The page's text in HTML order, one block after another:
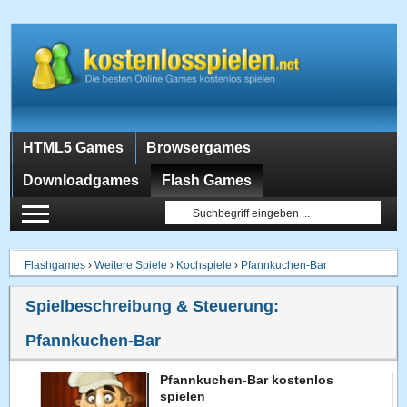
HTML5 Games Browsergames
Downloadgames Flash Games
Flashgames ›Weitere Spiele › Kochspiele › Pfannkuchen-Bar
Spielbeschreibung & Steuerung:
Pfannkuchen-Bar
Pfannkuchen-Bar kostenlos
spielen